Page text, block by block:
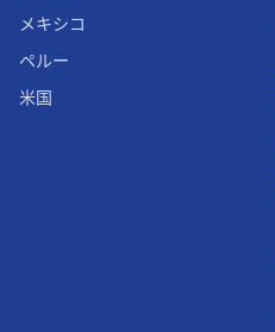
メキシコ
ペルー
米国